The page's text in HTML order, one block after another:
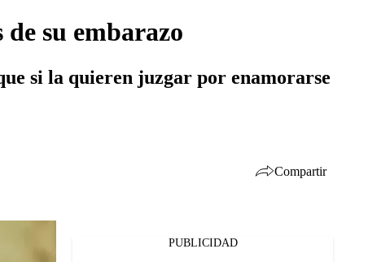
su embarazo
si la quieren juzgar por enamorarse
Compartir
PUBLICIDAD